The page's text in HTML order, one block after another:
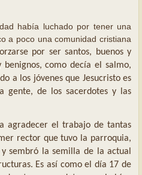
había luchado por tener una
a poco una comunidad cristiana
por ser santos, buenos y
benignos, como decía el salmo,
a los jóvenes que Jesucristo es
gente, de los sacerdotes y las
agradecer el trabajo de tantas
rector que tuvo la parroquia,
sembró la semilla de la actual
Es así como el día 17 de